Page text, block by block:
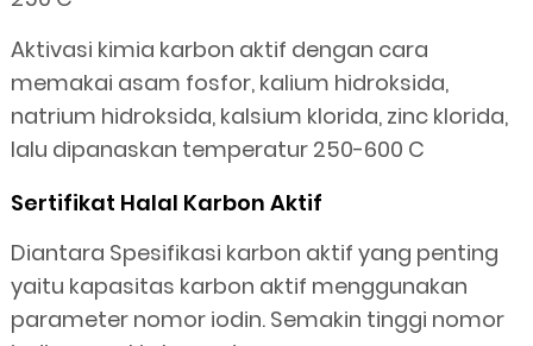
Aktivasi kimia karbon aktif dengan cara
memakai asam fosfor, kalium hidroksida,
natrium hidroksida, kalsium klorida, zinc klorida,
lalu dipanaskan temperatur 250-600 C
Sertifikat Halal Karbon Aktif
Diantara Spesifikasi karbon aktif yang penting
yaitu kapasitas karbon aktif menggunakan
parameter nomor iodin. Semakin tinggi nomor